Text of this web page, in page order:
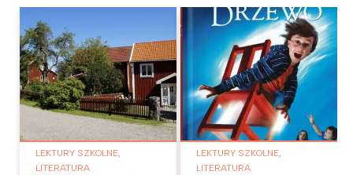
LEKTURY SZKOLNE,
LITERATURA
LEKTURY SZKOLNE,
LITERATURA